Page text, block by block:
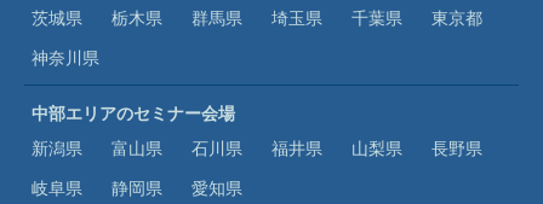
茨城県
栃木県 群馬県 埼玉県 千葉県
東京都
神奈川県
中部エリアのセミナー会場
新潟県
富山県 石川県 福井県 山梨県
長野県
岐阜県
静岡県 愛知県